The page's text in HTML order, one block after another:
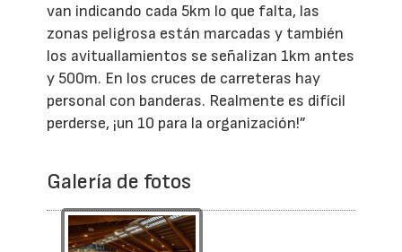
van indicando cada 5km lo que falta, las
zonas peligrosa están marcadas y también
los avituallamientos se señalizan 1km antes
y 500m. En los cruces de carreteras hay
personal con banderas. Realmente es difícil
perderse, ¡un 10 para la organización!”
Galería de fotos